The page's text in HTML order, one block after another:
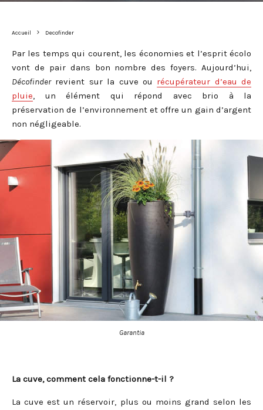
Accueil Decofinder
Par les temps qui courent, les économies et l’esprit écolo
vont de pair dans bon nombre des foyers. Aujourd’hui,
Décofinderrevient sur la cuve ou récupérateur d’eau de
pluie, un élément qui répond avec brio à la
préservation de l’environnement et offre un gain d’argent
non négligeable.
Garantia
La cuve, comment cela fonctionne-t-il ?
La cuve est un réservoir, plus ou moins grand selon les